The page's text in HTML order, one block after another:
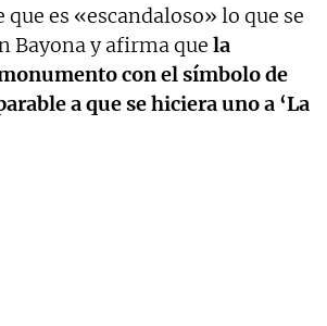
que es «escandaloso» lo que se
Bayona y afirma que la
con el símbolo de
a que se hiciera uno a ‘La